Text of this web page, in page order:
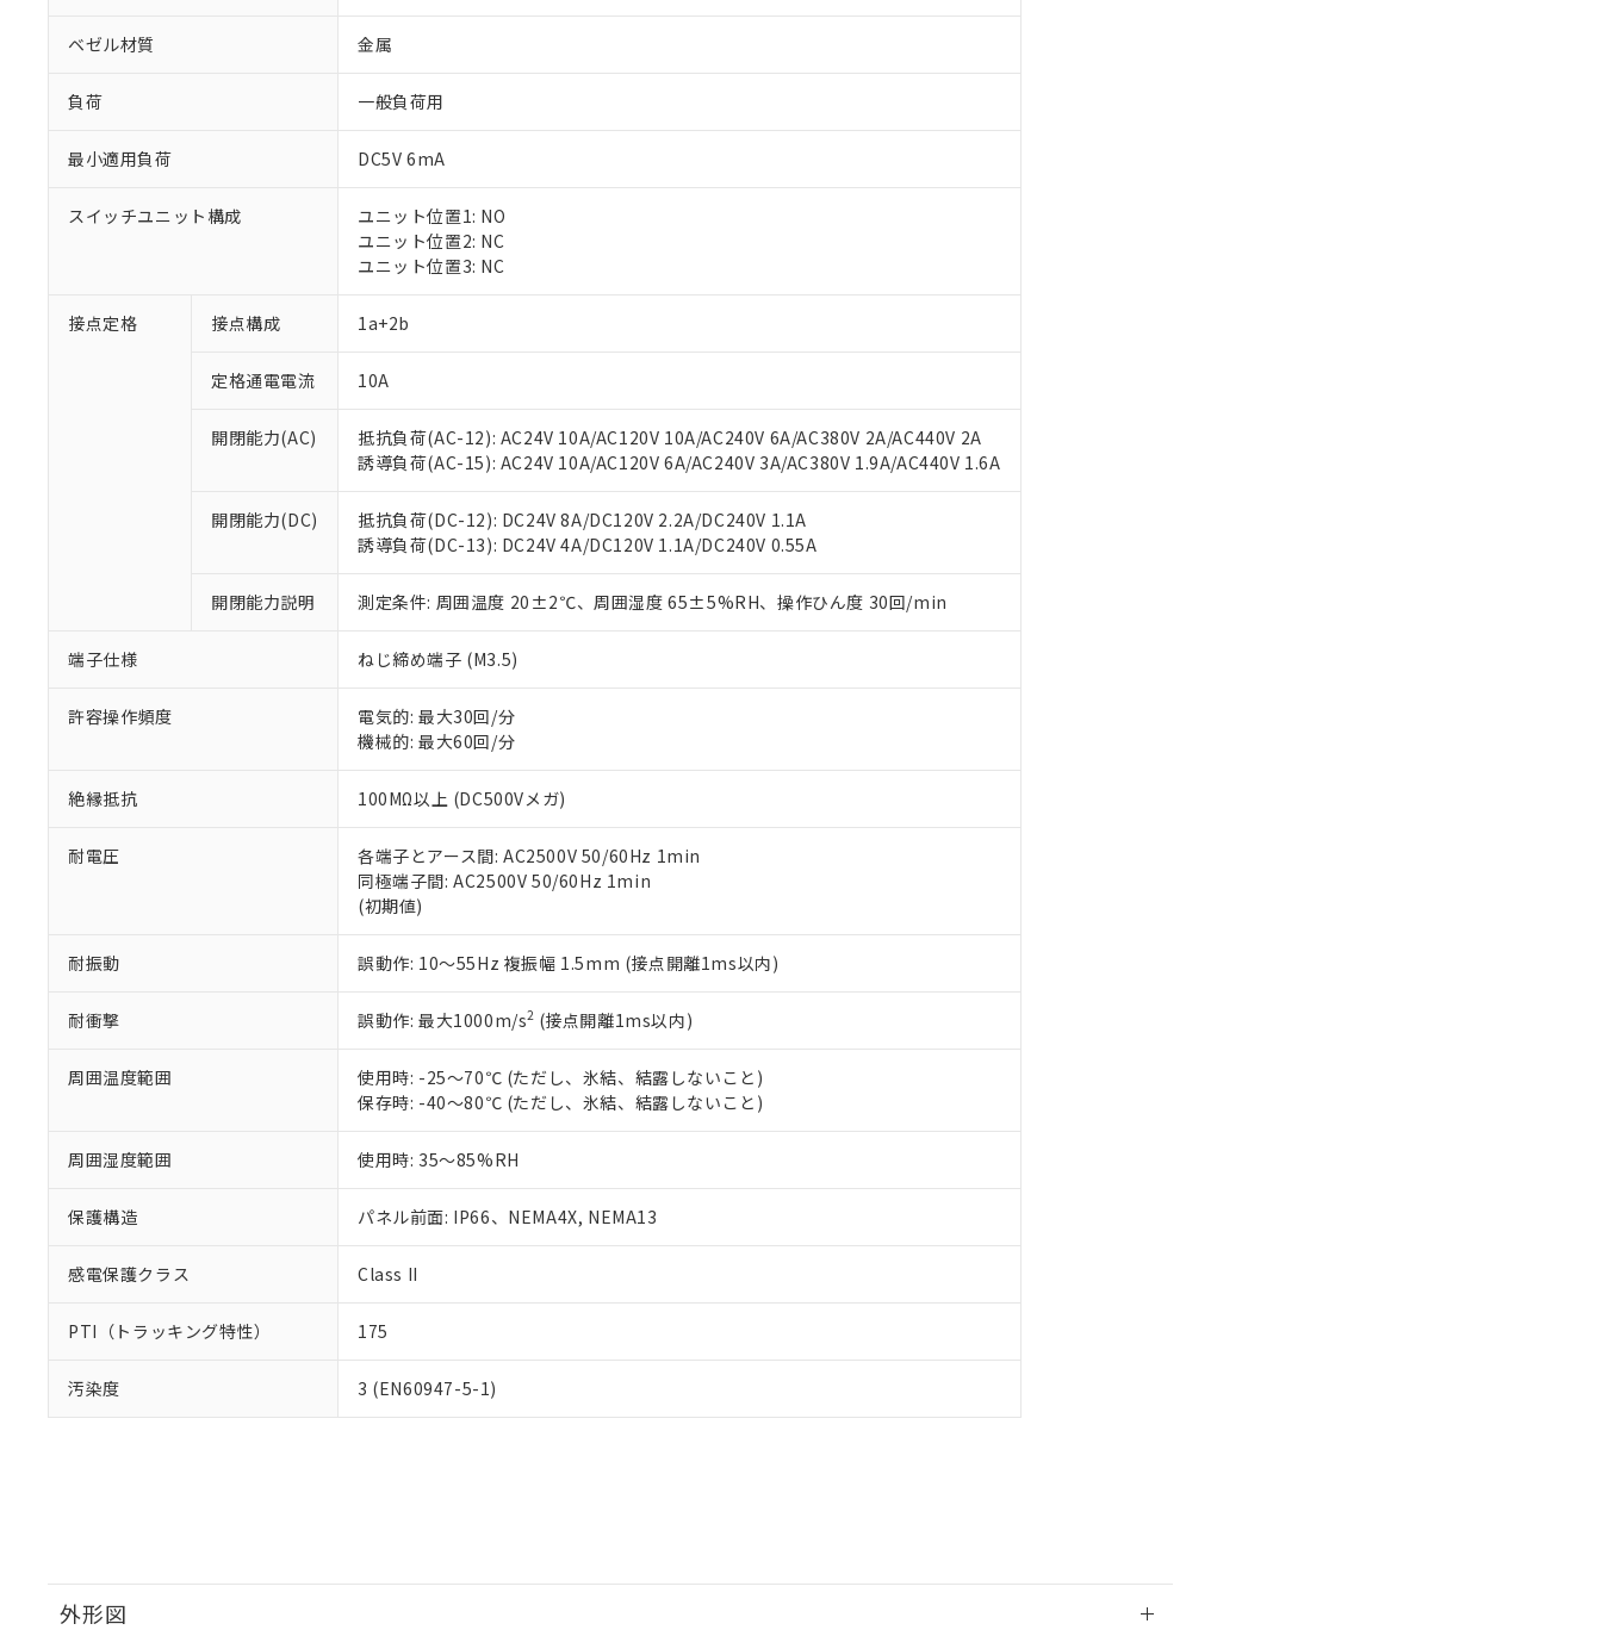
ベゼル材質 金属
負荷 一般負荷用
最小適用負荷 DC5V 6mA
スイッチユニット構成
ユニット位置1: NO
ユニット位置2: NC
ユニット位置3: NC
接点定格 接点構成 1a+2b
定格通電電流 10A
開閉能力(AC)
抵抗負荷(AC-12): AC24V 10A/AC120V 10A/AC240V 6A/AC380V 2A/AC440V 2A
誘導負荷(AC-15): AC24V 10A/AC120V 6A/AC240V 3A/AC380V 1.9A/AC440V 1.6A
開閉能力(DC)
抵抗負荷(DC-12): DC24V 8A/DC120V 2.2A/DC240V 1.1A
誘導負荷(DC-13): DC24V 4A/DC120V 1.1A/DC240V 0.55A
開閉能力説明 測定条件: 周囲温度 20±2℃、周囲湿度 65±5%RH、操作ひん度 30回/min
端子仕様 ねじ締め端子 (M3.5)
許容操作頻度
電気的: 最大30回/分
機械的: 最大60回/分
絶縁抵抗 100MΩ以上 (DC500Vメガ)
耐電圧
各端子とアース間: AC2500V 50/60Hz 1min
同極端子間: AC2500V 50/60Hz 1min
(初期値)
耐振動 誤動作: 10～55Hz 複振幅 1.5mm (接点開離1ms以内)
耐衝撃 誤動作: 最大1000m/s2 (接点開離1ms以内)
周囲温度範囲
使用時: -25～70℃ (ただし、氷結、結露しないこと)
保存時: -40～80℃ (ただし、氷結、結露しないこと)
周囲湿度範囲 使用時: 35～85%RH
保護構造 パネル前面: IP66、NEMA4X, NEMA13
感電保護クラス Class II
PTI（トラッキング特性） 175
汚染度 3 (EN60947-5-1)
外形図
ご利用条件
以下の条件をお読みいただき、同意のうえご利用ください。
本サービスは、当社制御機器事業取扱商品の当社在庫状況および標準価格(税抜)を提供させていただ
くものです。
当社制御機器事業取扱商品の中には、本サービスの対象外となる商品もあることをご了承ください。
のであり、閲覧された時点での実際の在庫および標準価格とは異なる場合があることをご了承くださ
い。
正式な納期状況および標準価格はお客様のお取引先、またはお客様担当のオムロン制御機器販売店・
当社販売員にご相談ください。
オムロン制御機器販売店や当社販売拠点は「販売ネットワーク
」をご確認ください。
在庫状況および標準価格結果を当社の事前の承諾なく第三者に漏洩または開示しないようお願いしま
マイパーツ機能（部品リスト作成サービス）をご利用いただくには、I-Webメンバーズにご登録され
ている必要があります。
お客様が当ウェブサイト上で当社にご登録された部品リストについて、当社および当社の共同利用者
さい。
※当社の共同利用者とは、"個人情報の共同利用に関して"
の「1.共同利用者の範囲」に記載されて
いる法人を指します。
※1 対応状況
対応済み：EU RoHS指令（10物質）の非含有に対応した製品が提供可能な商品です。
対応予定：EU RoHS指令（10物質）の非含有に対応した製品に切り替える予定のある商品です。
対応予定なし：EU RoHS指令（10物質）の非含有に非対応の商品で、対応品を出す予定はありません。
非該当品：ライセンス料など無形物で、有害物質有無と関係のない商品です。
仕入先様の事情により、非含有部品としていたものが、含有品と判明した場合などやむを得ず変更すること
があります。
*EU RoHS指令（10物質）：
鉛(Pb) 1000ppm以下、 水銀(Hg) 1000ppm以下、 カドミウム(Cd) 100ppm以下、
六価クロム(Cr(Ⅵ)) 1000ppm以下、ポリ臭化ビフェニル類(PBB) 1000ppm以下、ポリ臭化ジフェニルエーテル類(PBDE) 1000ppm以下、
但し、RoHS指令で産業用監視および制御機器に対する適用除外項目は除く。
フタル酸エステル類の４物質については閾値を超える意図的な使用がないことを確認しています。
※2 対応予定月
部品在庫の切り替え状況などにより、予定月が前後することがあります。
※3 非含有証明書ダウンロード
下記の非含有証明書をダウンロードすることができます。
EU RoHS指令（10物質）の非含有証明書
51物質の非含有証明書（当社基準）
※本証明書は発行日時点で非含有を証明するもので、過去に遡って非含有を証明するものではありません。
また、RoHS指令のフタル酸エステル類４物質の対応では、対応完了までの期間は出荷製品に未対応品が
混在することから備考欄に対応日を記載しておりました。
り割愛しております。
※1 中国RoHS○×表
「－」：未確認です。当社販売部門へお問い合わせください。
*中国RoHS10物質の基準値 (GB/T26572)：
Pb(鉛) :1000ppm、 Hg(水銀) : 1000ppm、 Cd(カドミウム) : 100ppm、
Cr(Ⅵ)(六価クロム) : 1000ppm、 PBBs(ポリ臭化ビフェニル類) : 1000ppm、 PBDEs(ポリ臭化ジフェニルエーテル類) : 1000ppm、
DBP(フタル酸ジブチル) : 1000ppm、 DIBP(フタル酸ジイソブチル) : 1000ppm、 BBP(フタル酸ブチルベンジル) : 1000ppm、
DEHP(フタル酸ビス(2-エチルヘキシル)) : 1000ppm
※2 環境保護使用期限
「ｅ」：有害物質（10物質）のすべてが基準値以下であることを示します。
「10」：通常の使用状況下において有害物質が外部に漏えいし、環境に深刻な影響を及ぼさない年数を意
味します。
当社は、これら貴社製品のうち、外国為替および外国貿易法に定める商品（以下｢規制貨物等」とい
う）を輸出または国外への提供する場合は、日本国政府の輸出許可(または役務取引許可)を取得する
当社は規制貨物を破棄する場合は、完全に破砕するなど、違法に輸出されないよう必要な手段を講じ
ます。
当社は貴社製品を、核兵器、ミサイル、化学兵器、生物兵器またはその他武器並びにこれらの製造装
当社は、貴社製品を第三者に販売する場合は、上記1、2および3の内容を当該第三者に通知します。
また当社は、販売先および販売に係わる関係者が違法に輸出するおそれがある場合は、取り引きをい
たしません。
記
号
説明
○ 一定数以上の在庫あり
△ 一定数には満たないが在庫あり
－
在庫なし(最新の在庫状況については、お客様のお取引先、またはお客様担当のオムロン制御
機器販売店・当社販売員にご確認ください)
空
白
受注生産機種、また在庫状況の情報を公開していない機種